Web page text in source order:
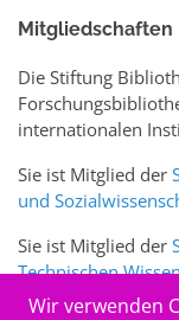
Mitgliedschaften
Die Stiftung
internationalen
Sie ist Mitglied der
und
Sie ist Mitglied der
Technischen
Wir verwenden